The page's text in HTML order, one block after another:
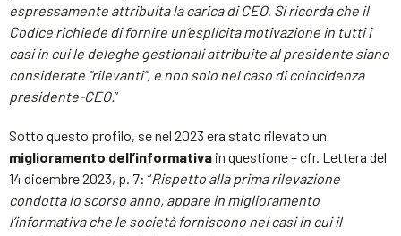
espressamente attribuita la carica di CEO. Si ricorda che il
Codice richiede di fornire un’esplicita motivazione in tutti i
casi in cui le deleghe gestionali attribuite al presidente siano
considerate “rilevanti”, e non solo nel caso di coincidenza
presidente-CEO.”
Sotto questo profilo, se nel 2023 era stato rilevato un
miglioramento dell’informativa in questione – cfr. Lettera del
14 dicembre 2023, p. 7: “Rispetto alla prima rilevazione
condotta lo scorso anno, appare in miglioramento
l’informativa che le società forniscono nei casi in cui il